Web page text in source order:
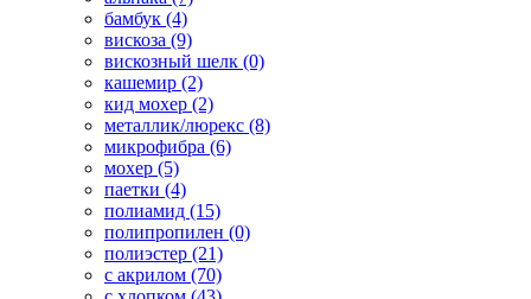
бамбук (4)
вискоза (9)
вискозный шелк (0)
кашемир (2)
кид мохер (2)
металлик/люрекс (8)
микрофибра (6)
мохер (5)
паетки (4)
полиамид (15)
полипропилен (0)
полиэстер (21)
с акрилом (70)